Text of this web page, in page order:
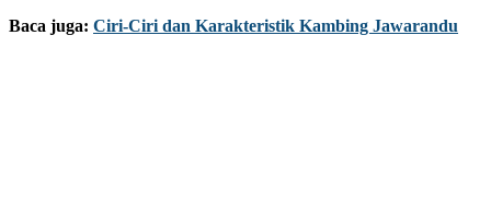
Baca juga: Ciri-Ciri dan Karakteristik Kambing Jawarandu